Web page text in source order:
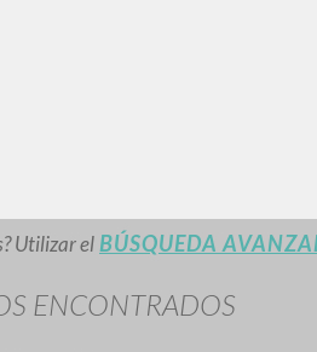
Utilizar el BÚSQUEDA
ENCONTRADOS